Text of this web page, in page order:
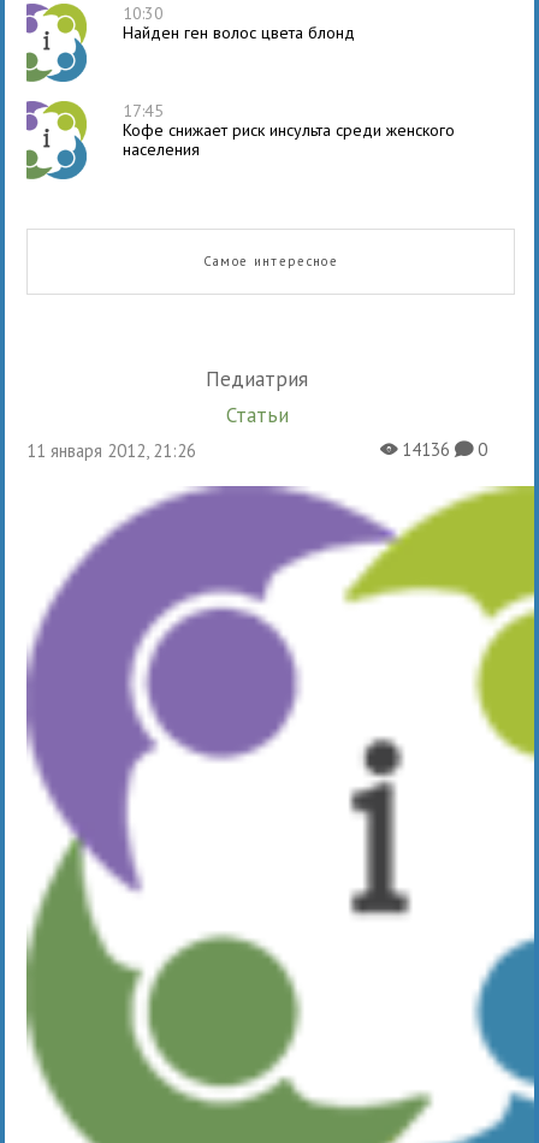
10:30
Найден ген волос цвета блонд
17:45
Кофе снижает риск инсульта среди женского
населения
Самое интересное
Педиатрия
Статьи
11 января 2012, 21:26 X14136K0